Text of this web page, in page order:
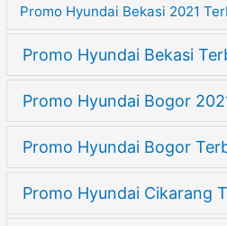
Promo Hyundai Bekasi 2021
Promo Hyundai Bekasi
Promo Hyundai Bogor
Promo Hyundai Bogor
Promo Hyundai Cikarang